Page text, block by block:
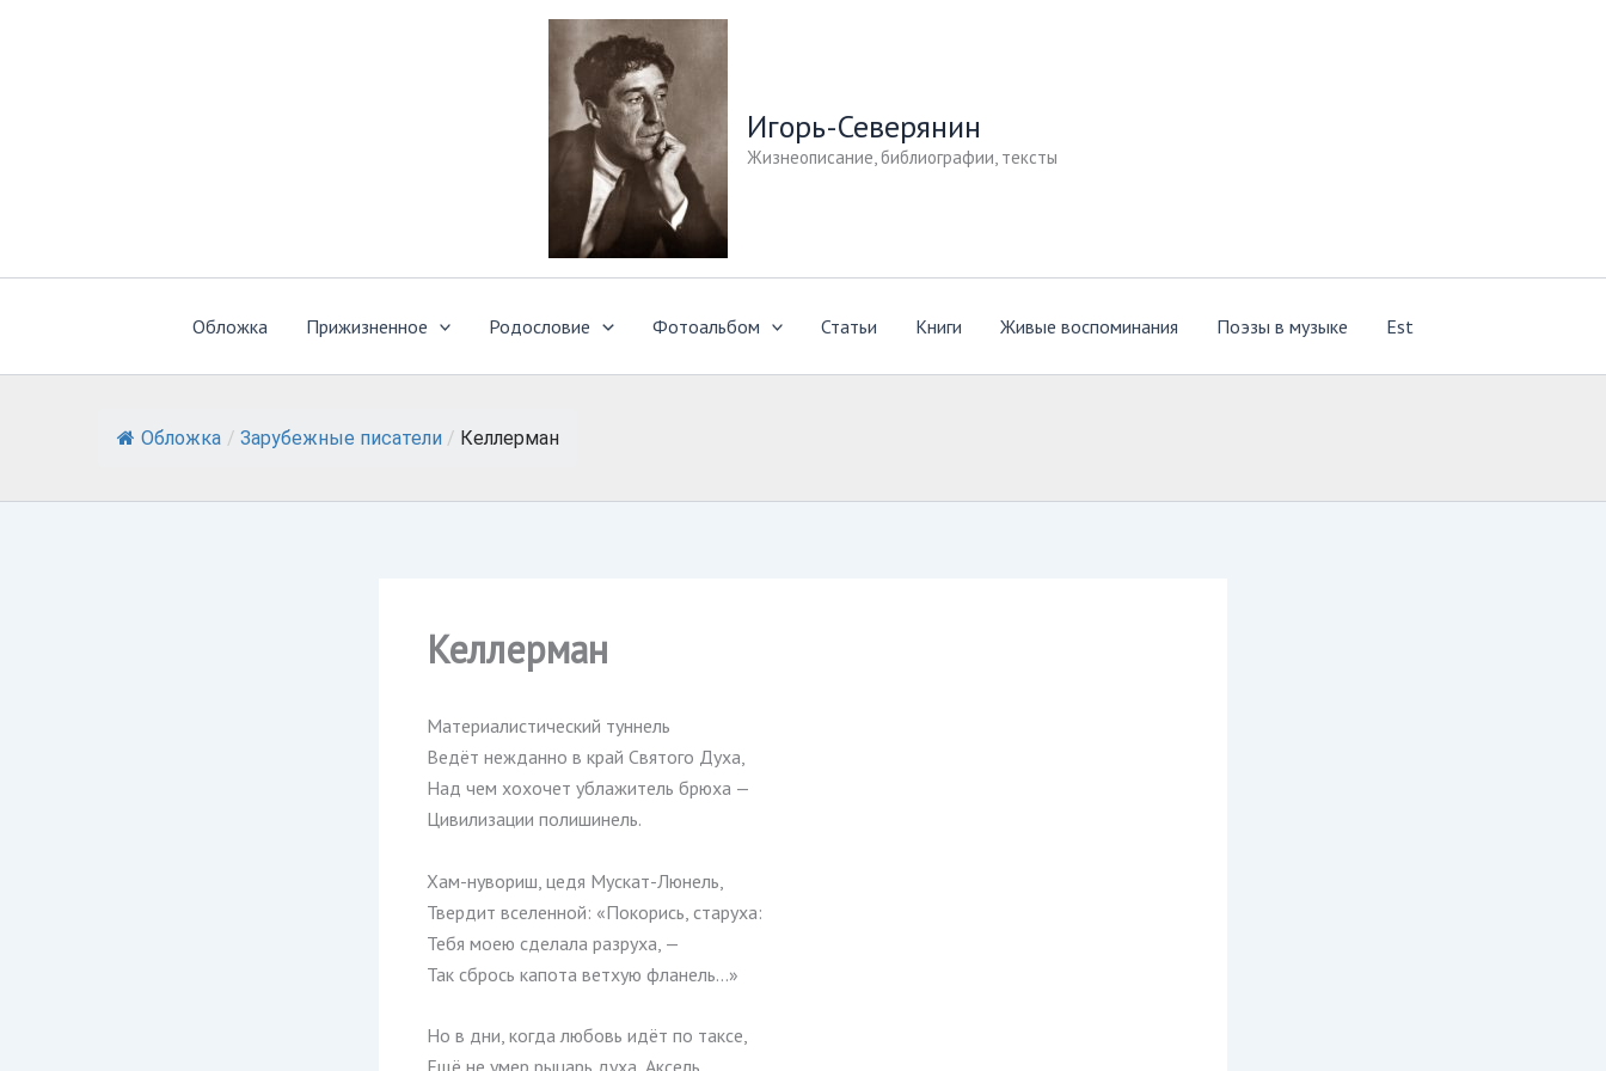
Игорь-Северянин
Жизнеописание, библиографии, тексты
Обложка Прижизненное Родословие Фотоальбом Статьи Книги Живые воспоминания Поэзы в музыке Est
Обложка / Зарубежные писатели / Келлерман
Келлерман
Материалистический туннель
Ведёт нежданно в край Святого Духа,
Над чем хохочет ублажитель брюха —
Цивилизации полишинель.
Хам-нувориш, цедя Мускат-Люнель,
Твердит вселенной: «Покорись, старуха:
Тебя моею сделала разруха, —
Так сбрось капота ветхую фланель…»
Но в дни, когда любовь идёт по таксе,